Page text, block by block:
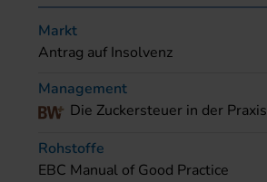
Markt
Antrag auf Insolvenz
Management
Die Zuckersteuer in der Praxis
Rohstoffe
EBC Manual of Good Practice